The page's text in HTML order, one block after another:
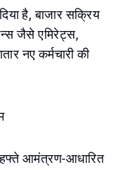
है, बाजार सक्रिय
जैसे एमिरेट्स,
नए कर्मचारी की
आमंत्रण-आधारित